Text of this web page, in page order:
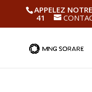
APPELEZ
41